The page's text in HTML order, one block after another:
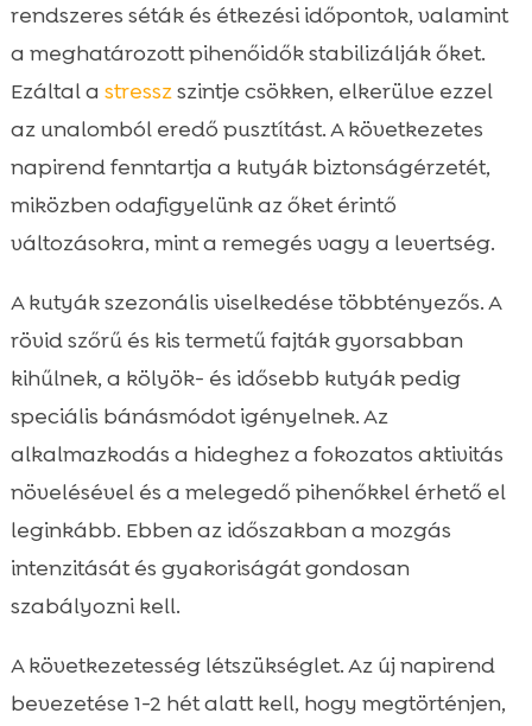
rendszeres séták és étkezési időpontok, valamint
a meghatározott pihenőidők stabilizálják őket.
Ezáltal a stresszszintje csökken, elkerülve ezzel
az unalomból eredő pusztítást. A következetes
napirend fenntartja a kutyák biztonságérzetét,
miközben odafigyelünk az őket érintő
változásokra, mint a remegés vagy a levertség.
A kutyák szezonális viselkedése többtényezős. A
rövid szőrű és kis termetű fajták gyorsabban
kihűlnek, a kölyök- és idősebb kutyák pedig
speciális bánásmódot igényelnek. Az
alkalmazkodás a hideghez a fokozatos aktivitás
növelésével és a melegedő pihenőkkel érhető el
leginkább. Ebben az időszakban a mozgás
intenzitását és gyakoriságát gondosan
szabályozni kell.
A következetesség létszükséglet. Az új napirend
bevezetése 1-2 hét alatt kell, hogy megtörténjen,